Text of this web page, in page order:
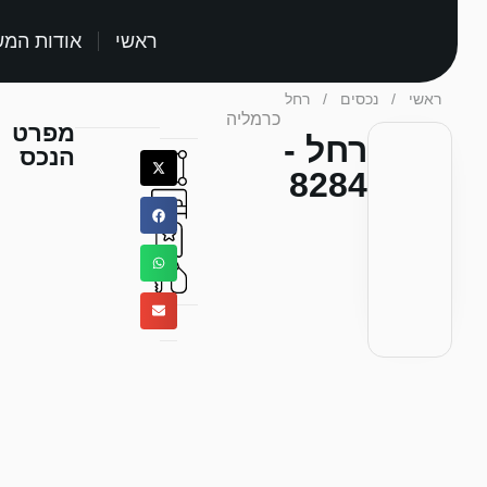
ראשי אודות
ראשי / נכסים / רחל
רחל -
8284
כרמליה
מפרט
הנכס